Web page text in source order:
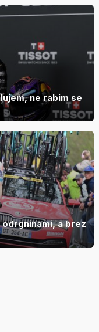
ne rabim se
a brez